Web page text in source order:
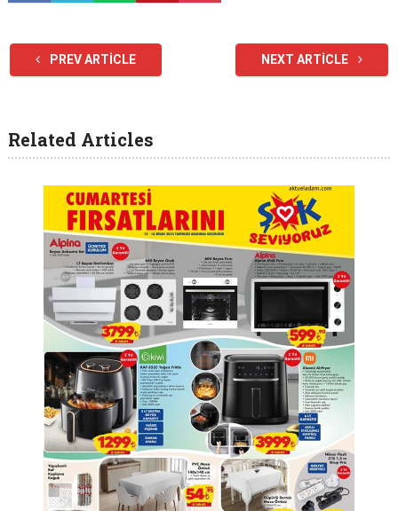
PREV ARTICLE NEXT ARTICLE
Related Articles